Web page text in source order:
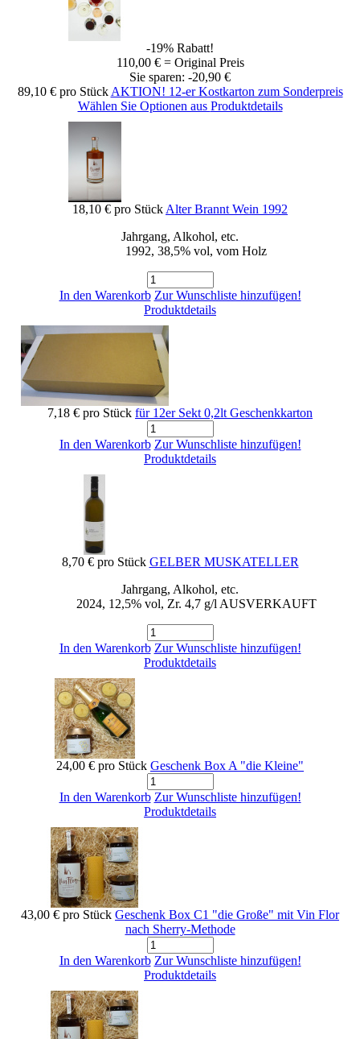
-19% Rabatt!
110,00 € = Original Preis
Sie sparen: -20,90 €
89,10 € pro Stück AKTION! 12-er Kostkarton zum Sonderpreis
Wählen Sie Optionen aus Produktdetails
18,10 € pro Stück Alter Brannt Wein 1992
Jahrgang, Alkohol, etc.
1992, 38,5% vol, vom Holz
In den Warenkorb Zur Wunschliste hinzufügen!
Produktdetails
7,18 € pro Stück für 12er Sekt 0,2lt Geschenkkarton
In den Warenkorb Zur Wunschliste hinzufügen!
Produktdetails
8,70 € pro Stück GELBER MUSKATELLER
Jahrgang, Alkohol, etc.
2024, 12,5% vol, Zr. 4,7 g/l AUSVERKAUFT
In den Warenkorb Zur Wunschliste hinzufügen!
Produktdetails
24,00 € pro Stück Geschenk Box A "die Kleine"
In den Warenkorb Zur Wunschliste hinzufügen!
Produktdetails
43,00 € pro Stück Geschenk Box C1 "die Große" mit Vin Flor
nach Sherry-Methode
In den Warenkorb Zur Wunschliste hinzufügen!
Produktdetails